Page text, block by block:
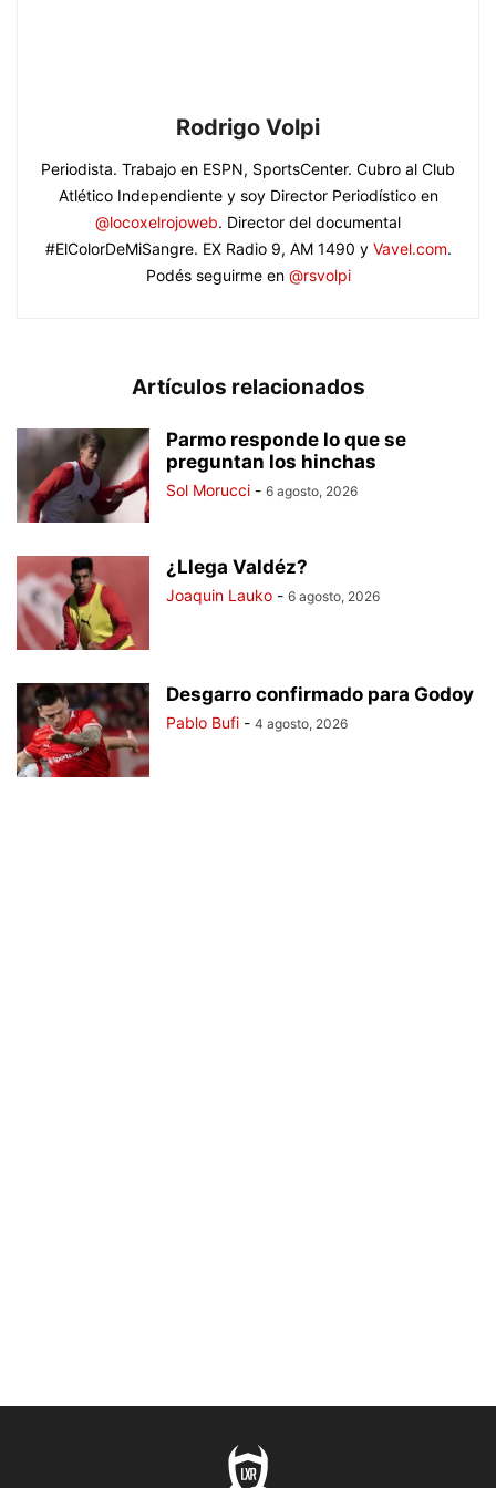
Rodrigo Volpi
Periodista. Trabajo en ESPN, SportsCenter. Cubro al Club
Atlético Independiente y soy Director Periodístico en
@locoxelrojoweb. Director del documental
#ElColorDeMiSangre. EX Radio 9, AM 1490 y Vavel.com.
Podés seguirme en @rsvolpi
Artículos relacionados
Parmo responde lo que se
preguntan los hinchas
Sol Morucci - 6 agosto, 2026
¿Llega Valdéz?
Joaquin Lauko - 6 agosto, 2026
Desgarro confirmado para Godoy
Pablo Bufi - 4 agosto, 2026